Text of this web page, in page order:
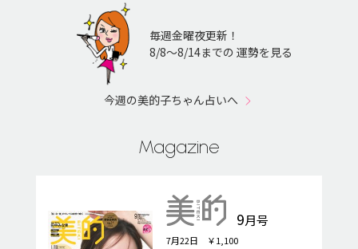
毎週金曜夜更新！
8/8〜8/14までの 運勢を見る
今週の美的子ちゃん占いへ
Magazine
9月号
7月22日 ￥1,100